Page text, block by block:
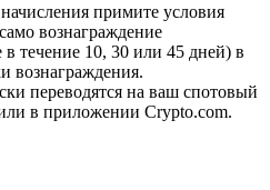
примите условия
вознаграждение
течение 10, 30 или 45 дней) в
вознаграждения.
переводятся на ваш спотовый
в приложении Crypto.com.